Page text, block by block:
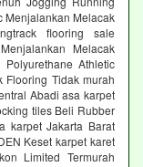
Menjalankan Melacak
flooring sale
Melacak
Athletic
Flooring Tidak murah
Abadi asa karpet
tiles Beli Rubber
karpet Jakarta Barat
Keset karpet karet
Limited Termurah